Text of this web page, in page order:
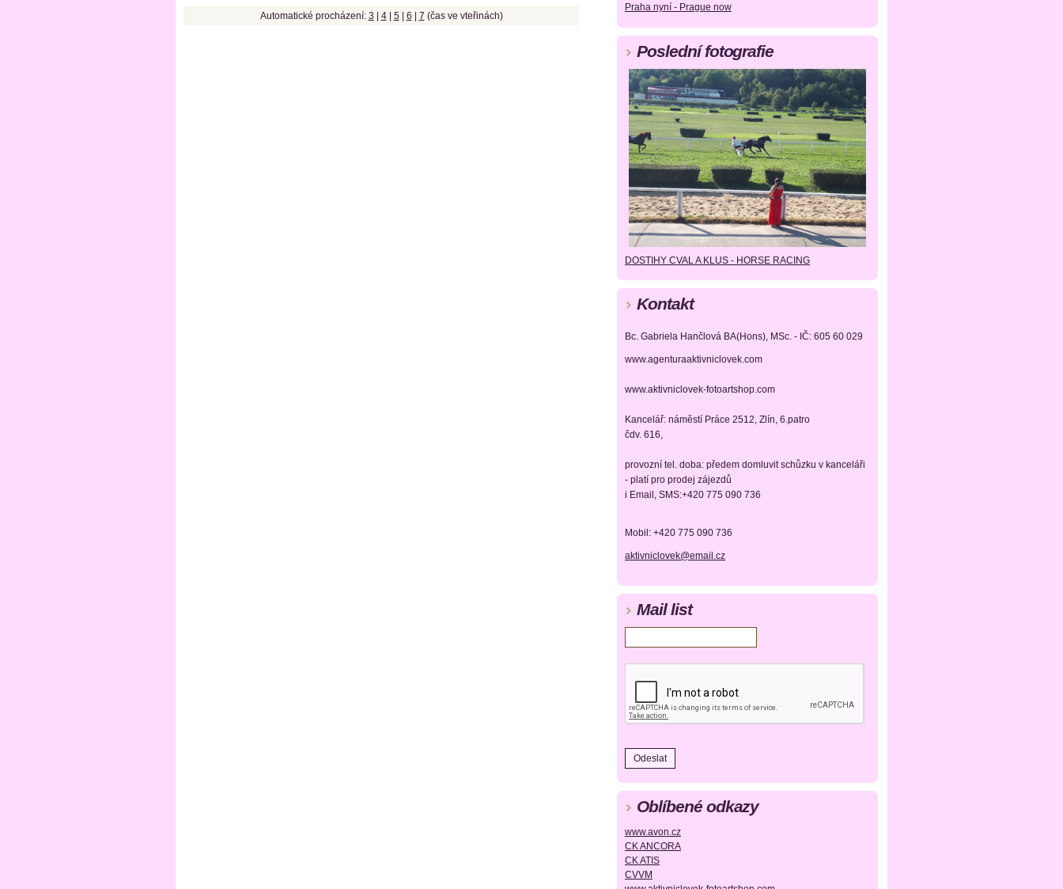
Automatické procházení: 3 4| 5| 6 7 (čas ve vteřinách)
Praha nyní - Prague now
Poslední fotografie
DOSTIHY CVAL A KLUS - HORSE RACING
Kontakt
Bc. Gabriela Hančlová BA(Hons), MSc. - IČ: 605 60 029
www.agenturaaktivniclovek.com
www.aktivniclovek-fotoartshop.com
Kancelář: náměstí Práce 2512, Zlín, 6.patro
čdv. 616,
provozní tel. doba: předem domluvit schůzku v kanceláři
- platí pro prodej zájezdů
i Email, SMS:+420 775 090 736
Mobil: +420 775 090 736
aktivniclovek@email.cz
Mail list
Oblíbené odkazy
www.avon.cz
CK ANCORA
CK ATIS
CVVM